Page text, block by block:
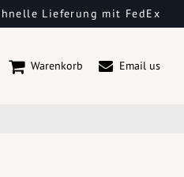
Lieferung mit FedEx
Warenkorb Email us